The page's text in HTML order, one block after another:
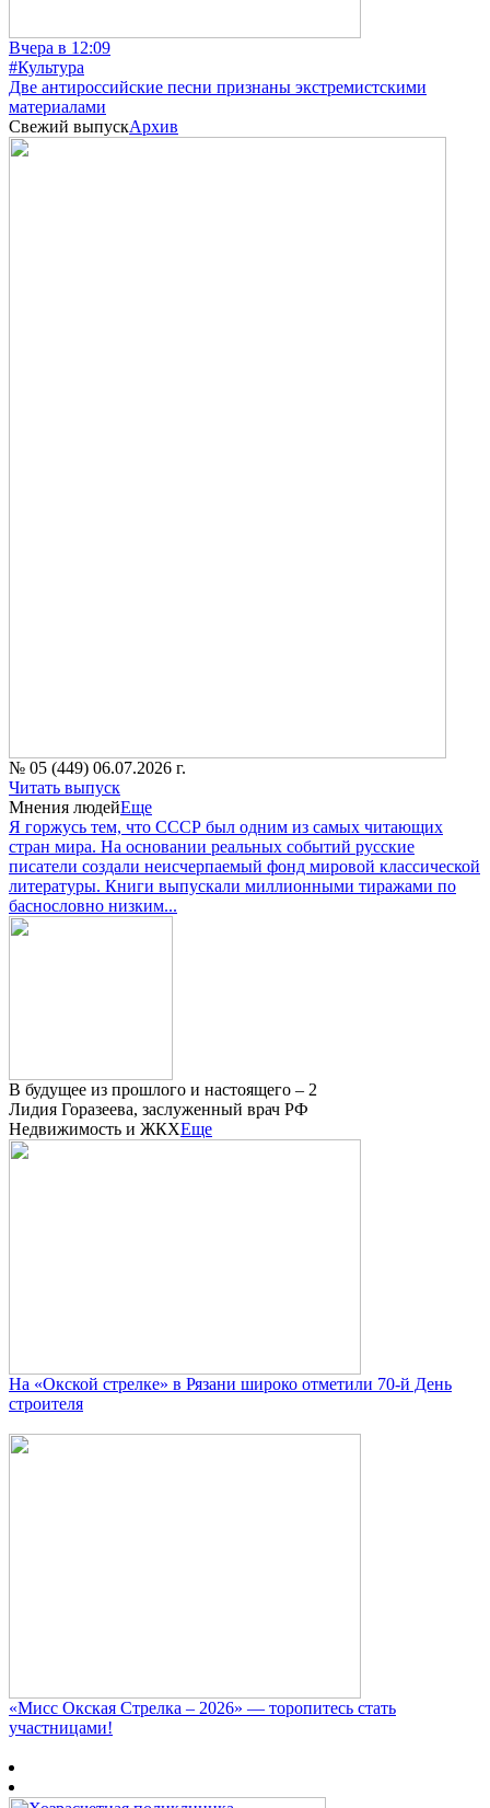
Вчера в 12:09
#Культура
Две антироссийские песни признаны экстремистскими
материалами
Свежий выпускАрхив
№ 05 (449) 06.07.2026 г.
Читать выпуск
Мнения людейЕще
Я горжусь тем, что СССР был одним из самых читающих
стран мира. На основании реальных событий русские
писатели создали неисчерпаемый фонд мировой классической
литературы. Книги выпускали миллионными тиражами по
баснословно низким...
В будущее из прошлого и настоящего – 2
Лидия Горазеева, заслуженный врач РФ
Недвижимость и ЖКХЕще
На «Окской стрелке» в Рязани широко отметили 70-й День
строителя
«Мисс Окская Стрелка – 2026» — торопитесь стать
участницами!